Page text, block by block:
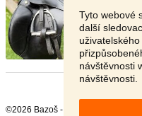
Tyto webové
další
návštěvnosti
návštěvnosti.
Plzeň -
14 000
©2026 Bazoš -